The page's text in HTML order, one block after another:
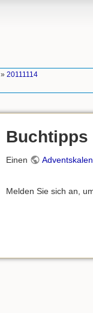
»20111114
Buchtipps
Einen
Melden Sie sich an,